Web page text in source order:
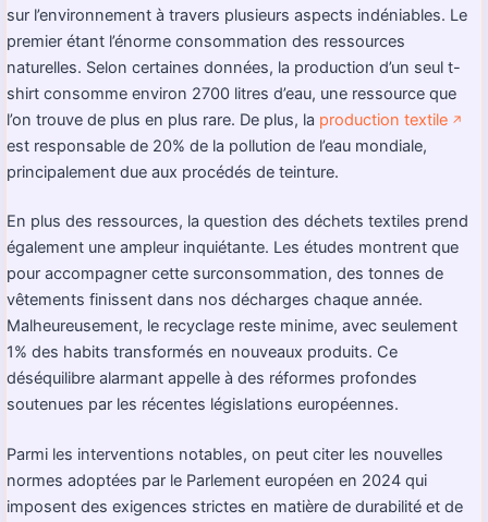
sur l’environnement à travers plusieurs aspects indéniables. Le
premier étant l’énorme consommation des ressources
naturelles. Selon certaines données, la production d’un seul t-
shirt consomme environ 2700 litres d’eau, une ressource que
l’on trouve de plus en plus rare. De plus, la production textile ↗️
est responsable de 20% de la pollution de l’eau mondiale,
principalement due aux procédés de teinture.
En plus des ressources, la question des déchets textiles prend
également une ampleur inquiétante. Les études montrent que
pour accompagner cette surconsommation, des tonnes de
vêtements finissent dans nos décharges chaque année.
Malheureusement, le recyclage reste minime, avec seulement
1% des habits transformés en nouveaux produits. Ce
déséquilibre alarmant appelle à des réformes profondes
soutenues par les récentes législations européennes.
Parmi les interventions notables, on peut citer les nouvelles
normes adoptées par le Parlement européen en 2024 qui
imposent des exigences strictes en matière de durabilité et de